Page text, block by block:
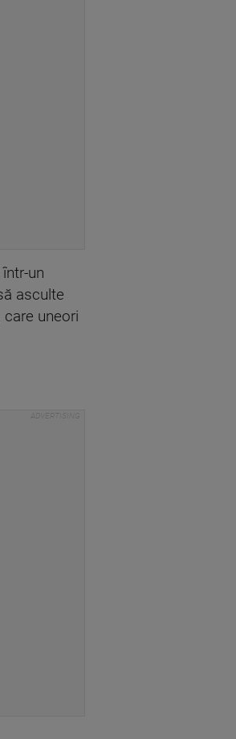
un
asculte
uneori